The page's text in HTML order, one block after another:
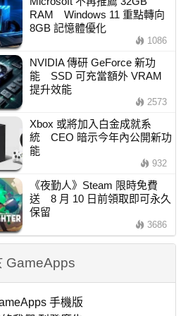
RAM Windows 11 重點轉向
8GB 記憶體優化
1086
NVIDIA 傳研 GeForce 新功
能 SSD 可充當額外 VRAM
提升效能
2573
Xbox 或將加入白金成就系
統 CEO 暗示今年內公開新功
能
932
《夜勤人》Steam 限時免費
送 8 月 10 日前領取即可永久
保留
3686
GameApps
手機版